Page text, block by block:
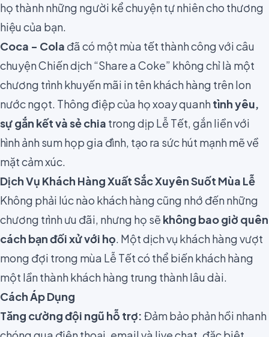
họ thành những người kể chuyện tự nhiên cho thương
hiệu của bạn.
Coca - Cola đã có một mùa tết thành công với câu
chuyện Chiến dịch “Share a Coke” không chỉ là một
chương trình khuyến mãi in tên khách hàng trên lon
nước ngọt. Thông điệp của họ xoay quanhtình yêu,
sự gắn kết và sẻ chia trong dịp Lễ Tết, gắn liền với
hình ảnh sum họp gia đình, tạo ra sức hút mạnh mẽ về
mặt cảm xúc.
Dịch Vụ Khách Hàng Xuất Sắc Xuyên Suốt Mùa Lễ
Không phải lúc nào khách hàng cũng nhớ đến những
chương trình ưu đãi, nhưng họ sẽ không bao giờ quên
cách bạn đối xử với họ. Một dịch vụ khách hàng vượt
mong đợi trong mùa Lễ Tết có thể biến khách hàng
một lần thành khách hàng trung thành lâu dài.
Cách Áp Dụng
Tăng cường đội ngũ hỗ trợ: Đảm bảo phản hồi nhanh